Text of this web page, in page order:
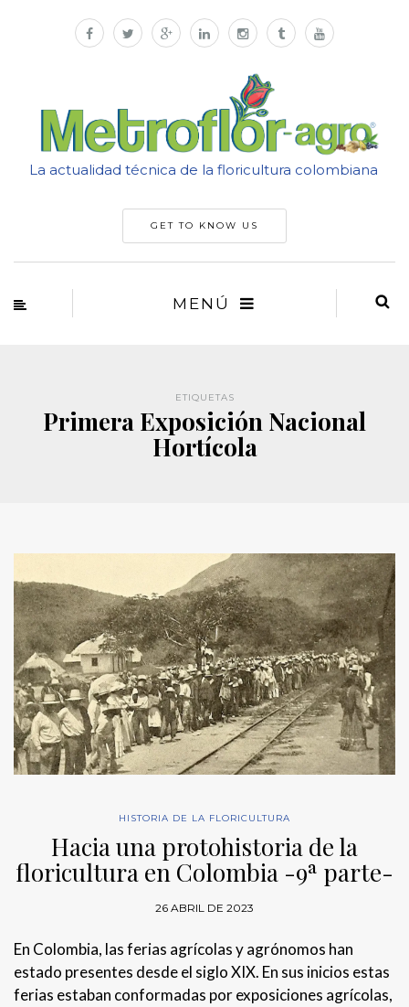
La actualidad técnica de la floricultura colombiana
GET TO KNOW US
MENÚ
ETIQUETAS
Primera Exposición Nacional
Hortícola
HISTORIA DE LA FLORICULTURA
Hacia una protohistoria de la
floricultura en Colombia -9ª parte-
26 ABRIL DE 2023
En Colombia, las ferias agrícolas y agrónomos han
estado presentes desde el siglo XIX. En sus inicios estas
ferias estaban conformadas por exposiciones agrícolas,